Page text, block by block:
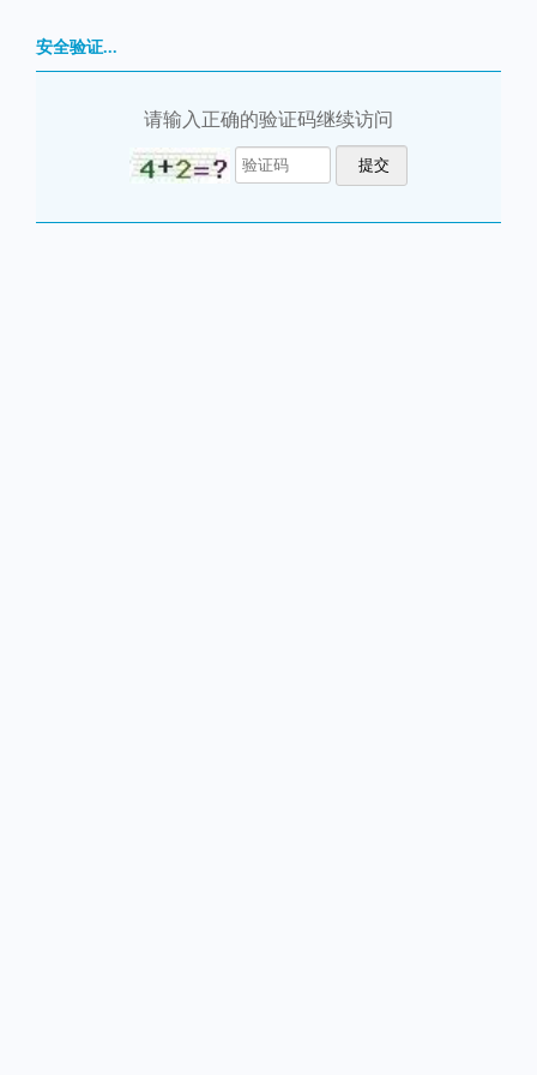
安全验证...
请输入正确的验证码继续访问